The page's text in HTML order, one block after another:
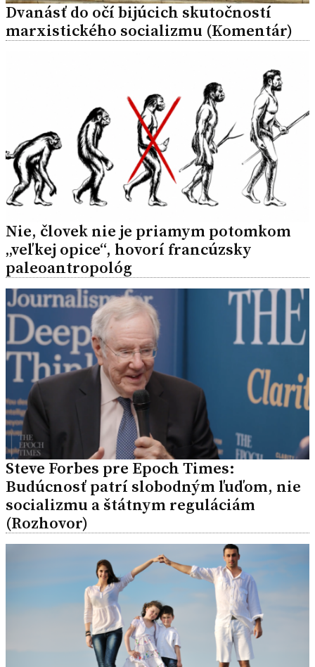
Dvanásť do očí bijúcich skutočností
marxistického socializmu (Komentár)
Nie, človek nie je priamym potomkom
„veľkej opice“, hovorí francúzsky
paleoantropológ
Steve Forbes pre Epoch Times:
Budúcnosť patrí slobodným ľuďom, nie
socializmu a štátnym reguláciám
(Rozhovor)